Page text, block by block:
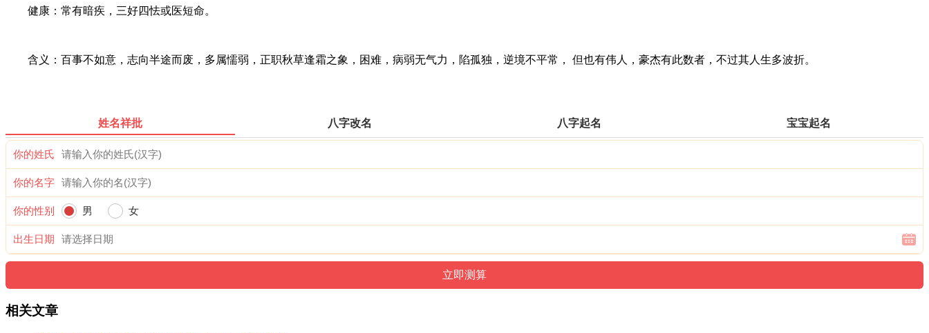
健康：常有暗疾，三好四怯或医短命。
含义：百事不如意，志向半途而废，多属懦弱，正职秋草逢霜之象，困难，病弱无气力，陷孤独，逆境不平常， 但也有伟人，豪杰有此数者，不过其人生多波折。
姓名祥批 八字改名 八字起名 宝宝起名
你的姓氏
你的名字
你的性别 男 女
出生日期
相关文章